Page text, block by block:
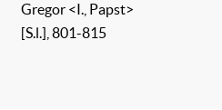
Gregor <I., Papst>
[S.l.], 801-815